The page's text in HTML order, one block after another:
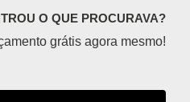
O QUE PROCURAVA?
grátis agora mesmo!